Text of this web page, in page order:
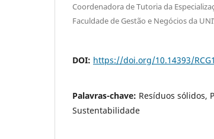
Coordenadora de Tutoria da
Faculdade de Gestão e Negócios da
DOI: https://doi.org/10.14393/
Palavras-chave: Resíduos sólidos,
Sustentabilidade